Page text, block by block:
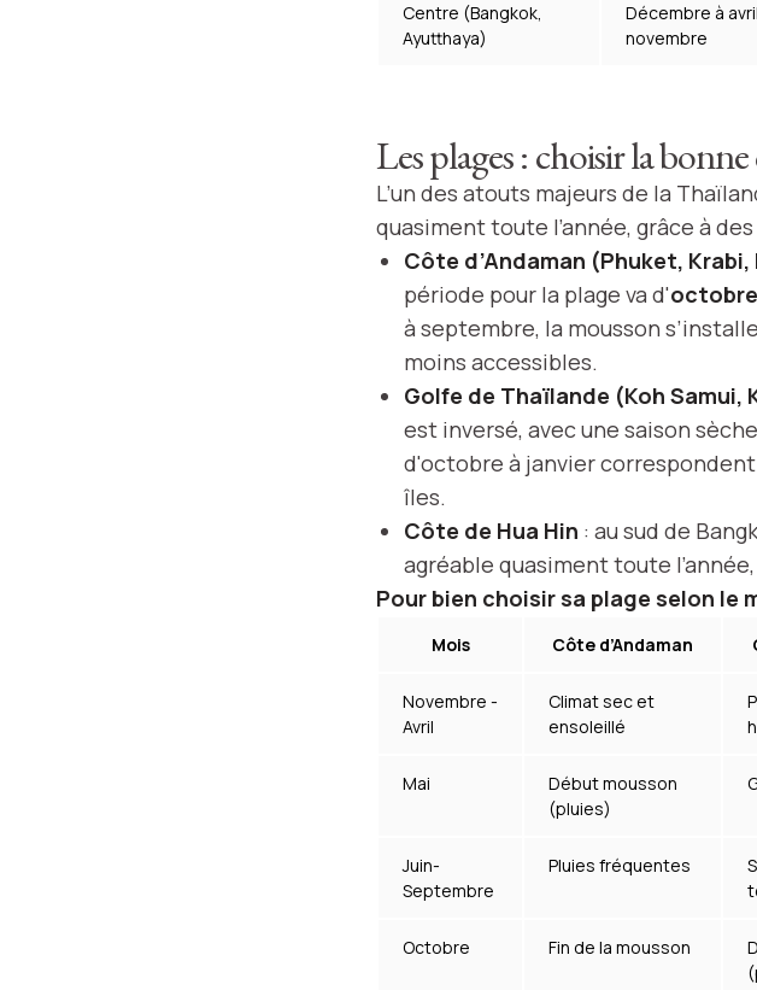
Centre (Bangkok,
Ayutthaya)
Décembre à
novembre
Les plages : choisir la
L’un des atouts majeurs de la
quasiment toute l’année, grâce à
Côte d’Andaman (Phuket, Krabi,
période pour la plage va d'
à septembre, la mousson
moins accessibles.
Golfe de Thaïlande (Koh Samui,
est inversé, avec une saison
d'octobre à janvier correspondent
îles.
Côte de Hua Hin : au sud de
agréable quasiment toute
Pour bien choisir sa plage selon le
Mois Côte d’Andaman
Novembre -
Avril
Climat sec et
ensoleillé
Mai
Début mousson
(pluies)
Juin-
Septembre
Pluies fréquentes
Octobre Fin de la mousson